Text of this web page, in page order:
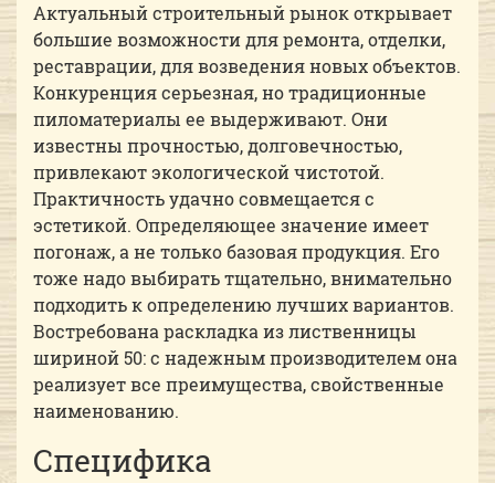
Актуальный строительный рынок открывает
большие возможности для ремонта, отделки,
реставрации, для возведения новых объектов.
Конкуренция серьезная, но традиционные
пиломатериалы ее выдерживают. Они
известны прочностью, долговечностью,
привлекают экологической чистотой.
Практичность удачно совмещается с
эстетикой. Определяющее значение имеет
погонаж, а не только базовая продукция. Его
тоже надо выбирать тщательно, внимательно
подходить к определению лучших вариантов.
Востребована раскладка из лиственницы
шириной 50: с надежным производителем она
реализует все преимущества, свойственные
наименованию.
Специфика